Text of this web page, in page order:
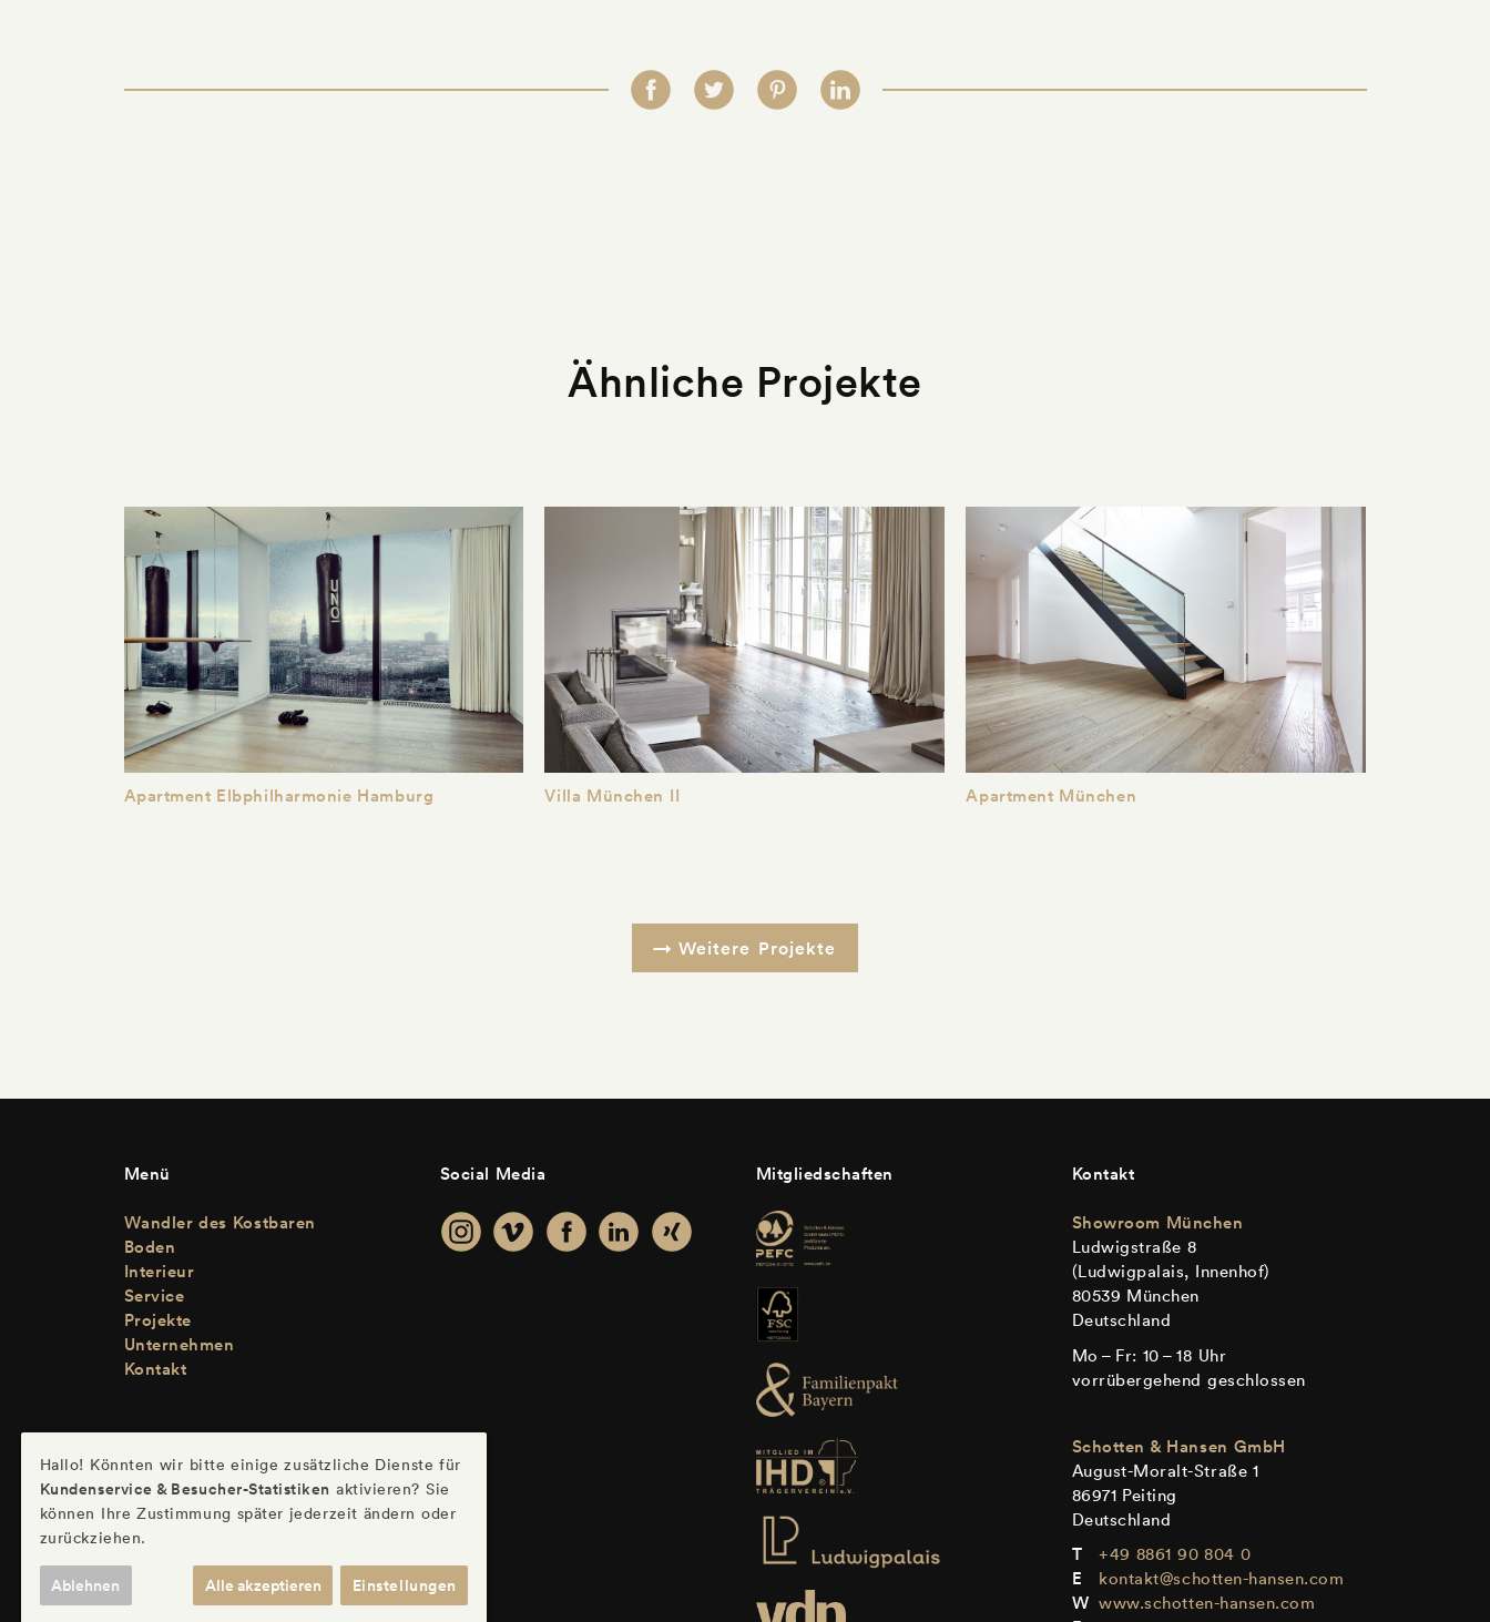
Ähnliche Projekte
Apartment Elbphilharmonie Hamburg Villa München II Apartment München
Weitere Projekte
Menü
Wandler des Kostbaren
Boden
Interieur
Service
Projekte
Unternehmen
Kontakt
Social Media Mitgliedschaften Kontakt
Showroom München
Ludwigstraße 8
(Ludwigpalais, Innenhof)
80539 München
Deutschland
Mo – Fr: 10 – 18 Uhr
vorrübergehend geschlossen
Schotten & Hansen GmbH
August-Moralt-Straße 1
86971 Peiting
Deutschland
+49 8861 90 804 0
kontakt@schotten-hansen.com
www.schotten-hansen.com
Hallo! Könnten wir bitte einige zusätzliche Dienste für
Kundenservice & Besucher-Statistiken aktivieren? Sie
können Ihre Zustimmung später jederzeit ändern oder
zurückziehen.
Einstellungen
Ablehnen Alle akzeptieren